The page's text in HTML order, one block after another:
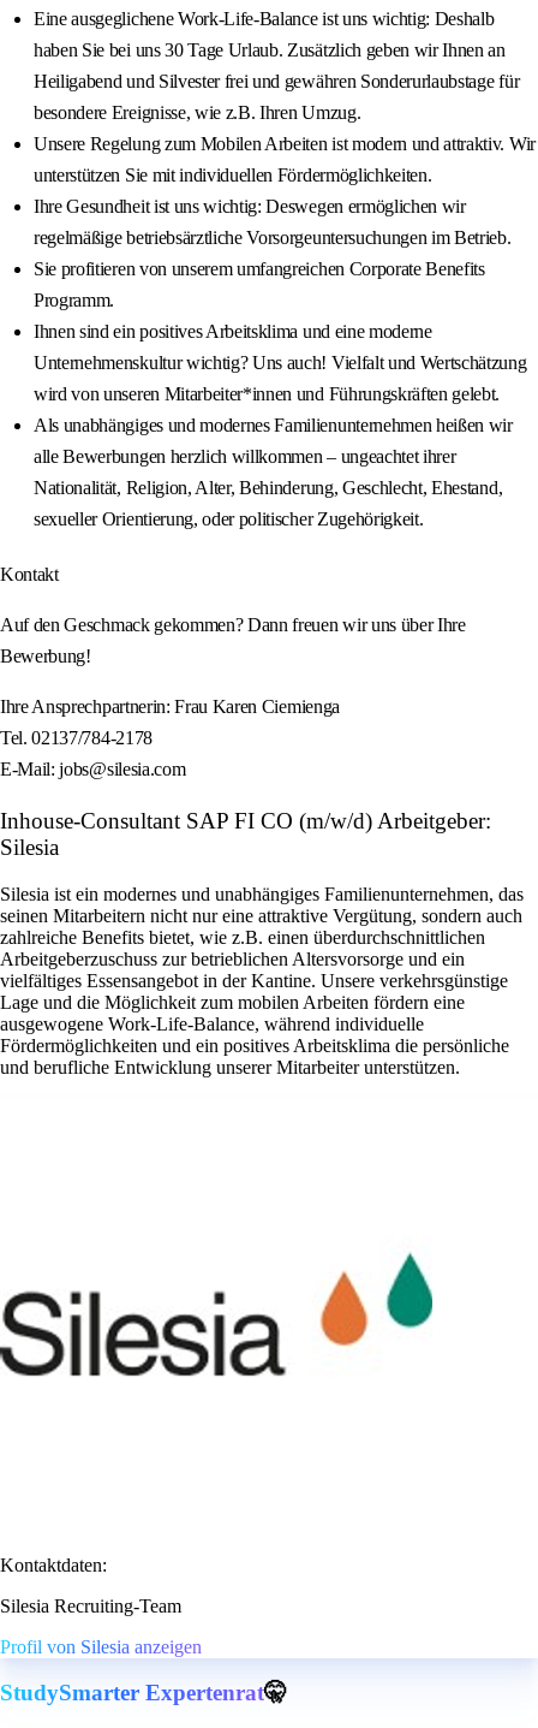
Eine ausgeglichene Work-Life-Balance ist uns wichtig: Deshalb
haben Sie bei uns 30 Tage Urlaub. Zusätzlich geben wir Ihnen an
Heiligabend und Silvester frei und gewähren Sonderurlaubstage für
besondere Ereignisse, wie z.B. Ihren Umzug.
Unsere Regelung zum Mobilen Arbeiten ist modern und attraktiv. Wir
unterstützen Sie mit individuellen Fördermöglichkeiten.
Ihre Gesundheit ist uns wichtig: Deswegen ermöglichen wir
regelmäßige betriebsärztliche Vorsorgeuntersuchungen im Betrieb.
Sie profitieren von unserem umfangreichen Corporate Benefits
Programm.
Ihnen sind ein positives Arbeitsklima und eine moderne
Unternehmenskultur wichtig? Uns auch! Vielfalt und Wertschätzung
wird von unseren Mitarbeiter*innen und Führungskräften gelebt.
Als unabhängiges und modernes Familienunternehmen heißen wir
alle Bewerbungen herzlich willkommen – ungeachtet ihrer
Nationalität, Religion, Alter, Behinderung, Geschlecht, Ehestand,
sexueller Orientierung, oder politischer Zugehörigkeit.
Kontakt
Auf den Geschmack gekommen? Dann freuen wir uns über Ihre
Bewerbung!
Ihre Ansprechpartnerin: Frau Karen Ciemienga
Tel. 02137/784-2178
E-Mail: jobs@silesia.com
Inhouse-Consultant SAP FI CO (m/w/d) Arbeitgeber:
Silesia
Silesia ist ein modernes und unabhängiges Familienunternehmen, das
seinen Mitarbeitern nicht nur eine attraktive Vergütung, sondern auch
zahlreiche Benefits bietet, wie z.B. einen überdurchschnittlichen
Arbeitgeberzuschuss zur betrieblichen Altersvorsorge und ein
vielfältiges Essensangebot in der Kantine. Unsere verkehrsgünstige
Lage und die Möglichkeit zum mobilen Arbeiten fördern eine
ausgewogene Work-Life-Balance, während individuelle
Fördermöglichkeiten und ein positives Arbeitsklima die persönliche
und berufliche Entwicklung unserer Mitarbeiter unterstützen.
Kontaktdaten:
Silesia Recruiting-Team
Profil von Silesia anzeigen
StudySmarter Expertenrat🤫